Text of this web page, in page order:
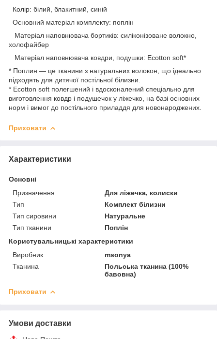
Колір: білий, блакитний, синій
Основний матеріал комплекту: поплін
Матеріал наповнювача бортиків: силіконізоване волокно,
холофайбер
Матеріал наповнювача ковдри, подушки: Ecotton soft*
* Поплин — це тканини з натуральних волокон, що ідеально
підходять для дитячої постільної білизни.
* Ecotton soft полегшений і вдосконалений спеціально для
виготовлення ковдр і подушечок у ліжечко, на базі основних
норм і вимог до постільного приладдя для новонароджених.
Приховати
Характеристики
Основні
Призначення
Для ліжечка, колиски
Тип
Комплект білизни
Тип сировини
Натуральне
Тип тканини
Поплін
Користувальницькі характеристики
Виробник
msonya
Тканина
Польська тканина (100%
бавовна)
Приховати
Умови доставки